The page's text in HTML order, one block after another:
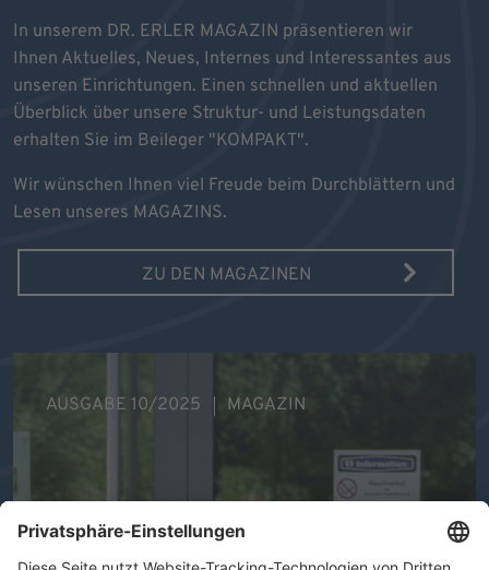
In unserem DR. ERLER MAGAZIN präsentieren wir
Ihnen Aktuelles, Neues, Internes und Interessantes aus
unseren Einrichtungen. Einen schnellen und aktuellen
Überblick über unsere Struktur- und Leistungsdaten
erhalten Sie im Beileger "KOMPAKT".
Wir wünschen Ihnen viel Freude beim Durchblättern und
Lesen unseres MAGAZINS.
ZU DEN MAGAZINEN
AUSGABE 10/2025 MAGAZIN